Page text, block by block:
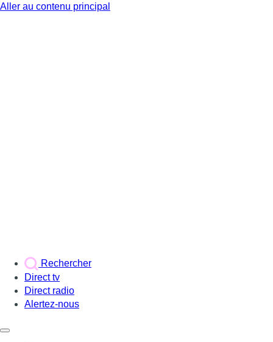
Aller au contenu principal
Rechercher
Direct tv
Direct radio
Alertez-nous